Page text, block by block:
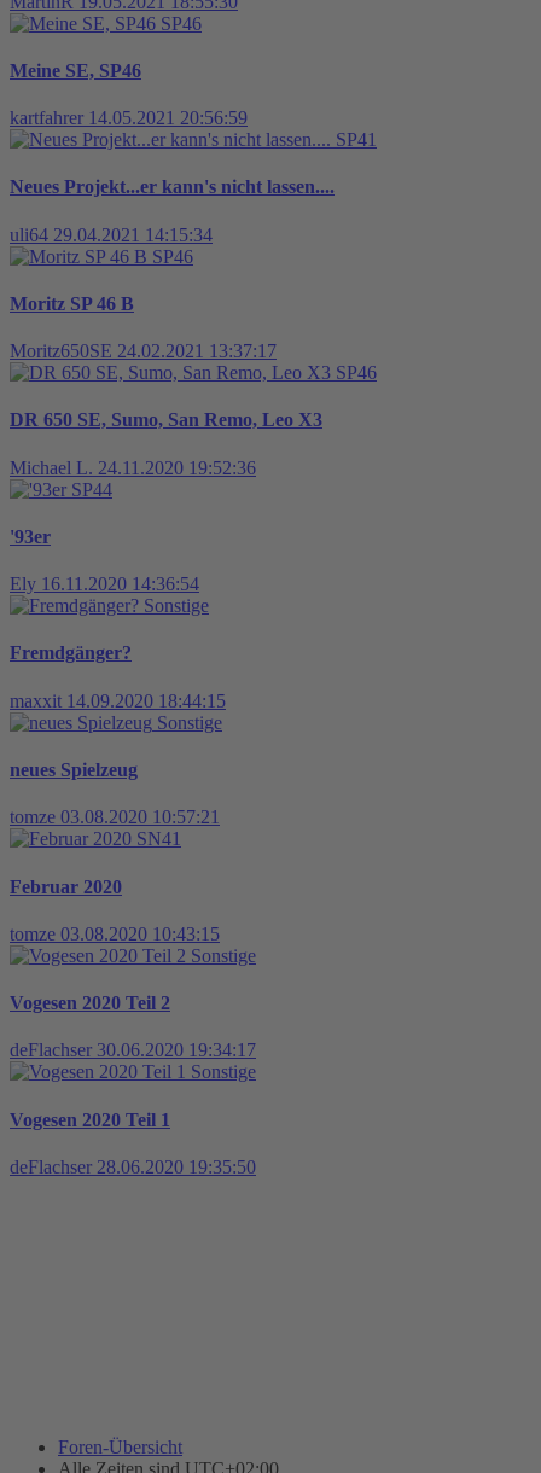
SP46
Meine SE, SP46
kartfahrer 14.05.2021 20:56:59
SP41
Neues Projekt...er kann's nicht lassen....
uli64 29.04.2021 14:15:34
SP46
Moritz SP 46 B
Moritz650SE 24.02.2021 13:37:17
SP46
DR 650 SE, Sumo, San Remo, Leo X3
Michael L. 24.11.2020 19:52:36
SP44
'93er
Ely 16.11.2020 14:36:54
Sonstige
Fremdgänger?
maxxit 14.09.2020 18:44:15
Sonstige
neues Spielzeug
tomze 03.08.2020 10:57:21
SN41
Februar 2020
tomze 03.08.2020 10:43:15
Sonstige
Vogesen 2020 Teil 2
deFlachser 30.06.2020 19:34:17
Sonstige
Vogesen 2020 Teil 1
deFlachser 28.06.2020 19:35:50
Foren-Übersicht
Alle Zeiten sind UTC+02:00